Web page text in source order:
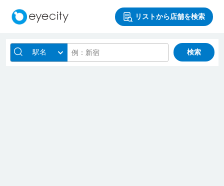
リストから店舗を検索
駅名 検索